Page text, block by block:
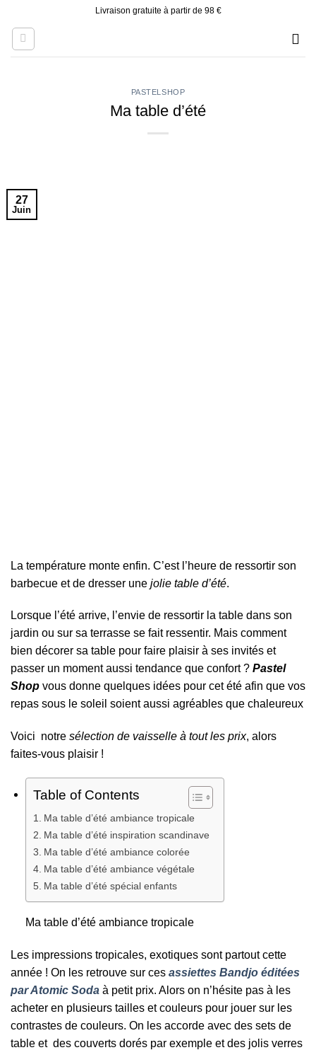
content
Livraison gratuite à partir de 98 €
PASTELSHOP
Ma table d’été
27
Juin
La température monte enfin. C’est l’heure de ressortir son
barbecue et de dresser une jolie table d’été.
Lorsque l’été arrive, l’envie de ressortir la table dans son
jardin ou sur sa terrasse se fait ressentir. Mais comment
bien décorer sa table pour faire plaisir à ses invités et
passer un moment aussi tendance que confort ? Pastel
Shop vous donne quelques idées pour cet été afin que vos
repas sous le soleil soient aussi agréables que chaleureux
Voici notre sélection de vaisselle à tout les prix, alors
faites-vous plaisir !
Table of Contents
Ma table d’été ambiance tropicale
Ma table d’été inspiration scandinave
Ma table d’été ambiance colorée
Ma table d’été ambiance végétale
Ma table d’été spécial enfants
Ma table d’été ambiance tropicale
Les impressions tropicales, exotiques sont partout cette
année ! On les retrouve sur ces assiettes Bandjo éditées
par Atomic Soda à petit prix. Alors on n’hésite pas à les
acheter en plusieurs tailles et couleurs pour jouer sur les
contrastes de couleurs. On les accorde avec des sets de
table et des couverts dorés par exemple et des jolis verres